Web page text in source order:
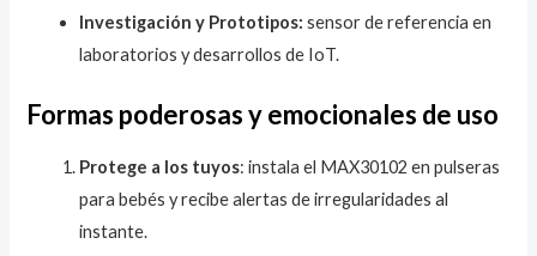
Investigación y Prototipos: sensor de referencia en
laboratorios y desarrollos de IoT.
Formas poderosas y emocionales de uso
Protege a los tuyos: instala el MAX30102 en pulseras
para bebés y recibe alertas de irregularidades al
instante.